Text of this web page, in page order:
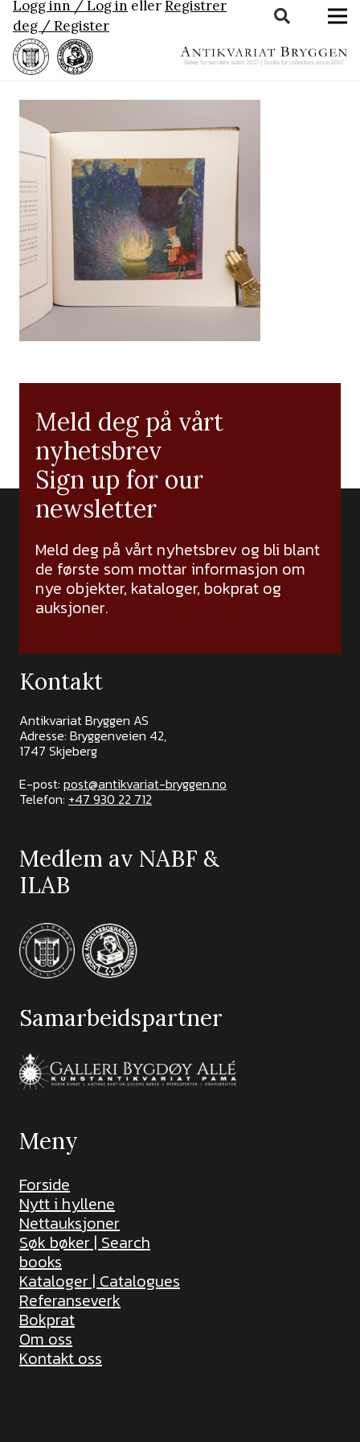
Logg inn / Log in ellerRegistrer
deg / Register
Meld deg på vårt
nyhetsbrev
Sign up for our
newsletter
Meld deg på vårt nyhetsbrev og bli blant
de første som mottar informasjon om
nye objekter, kataloger, bokprat og
auksjoner.
Kontakt
Antikvariat Bryggen AS
Adresse: Bryggenveien 42,
1747 Skjeberg
E-post: post@antikvariat-bryggen.no
Telefon: +47 930 22 712
Medlem av NABF &
ILAB
Samarbeidspartner
Meny
Forside
Nytt i hyllene
Nettauksjoner
Søk bøker | Search
books
Kataloger | Catalogues
Referanseverk
Bokprat
Om oss
Kontakt oss